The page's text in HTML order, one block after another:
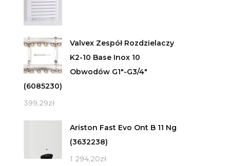
Valvex Zespół Rozdzielaczy
K2-10 Base Inox 10
Obwodów G1"-G3/4"
(6085230)
399,29zł
Ariston Fast Evo Ont B 11 Ng
(3632238)
1 294,20zł